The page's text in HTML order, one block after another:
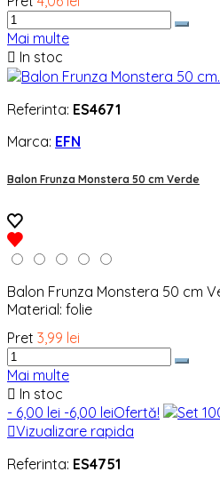
Mai multe
 In stoc
Referinta: ES4671
Marca: EFN
Balon Frunza Monstera 50 cm Verde
Balon Frunza Monstera 50 cm
Material: folie
Pret 3,99 lei
Mai multe
 In stoc
- 6,00 lei -6,00 leiOfertă!
Vizualizare rapida
Referinta: ES4751